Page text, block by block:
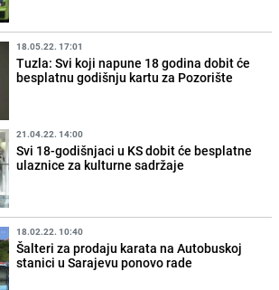
18.05.22. 17:01
Tuzla: Svi koji napune 18 godina dobit će
besplatnu godišnju kartu za Pozorište
21.04.22. 14:00
Svi 18-godišnjaci u KS dobit će besplatne
ulaznice za kulturne sadržaje
18.02.22. 10:40
Šalteri za prodaju karata na Autobuskoj
stanici u Sarajevu ponovo rade